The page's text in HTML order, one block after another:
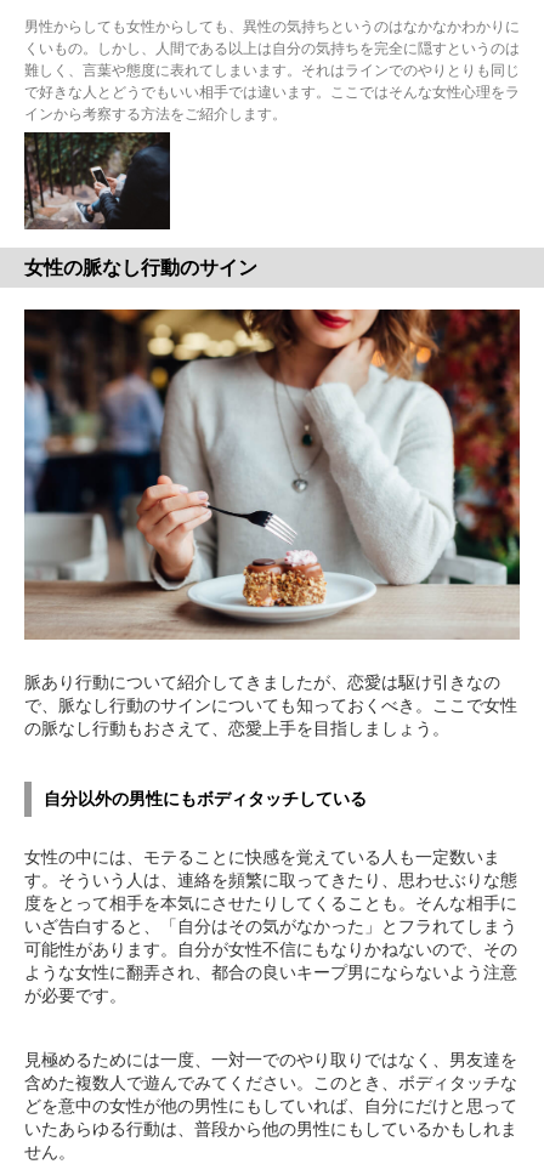
男性からしても女性からしても、異性の気持ちというのはなかなかわかりに
くいもの。しかし、人間である以上は自分の気持ちを完全に隠すというのは
難しく、言葉や態度に表れてしまいます。それはラインでのやりとりも同じ
で好きな人とどうでもいい相手では違います。ここではそんな女性心理をラ
インから考察する方法をご紹介します。
女性の脈なし行動のサイン
脈あり行動について紹介してきましたが、恋愛は駆け引きなの
で、脈なし行動のサインについても知っておくべき。ここで女性
の脈なし行動もおさえて、恋愛上手を目指しましょう。
自分以外の男性にもボディタッチしている
女性の中には、モテることに快感を覚えている人も一定数いま
す。そういう人は、連絡を頻繁に取ってきたり、思わせぶりな態
度をとって相手を本気にさせたりしてくることも。そんな相手に
いざ告白すると、「自分はその気がなかった」とフラれてしまう
可能性があります。自分が女性不信にもなりかねないので、その
ような女性に翻弄され、都合の良いキープ男にならないよう注意
が必要です。
見極めるためには一度、一対一でのやり取りではなく、男友達を
含めた複数人で遊んでみてください。このとき、ボディタッチな
どを意中の女性が他の男性にもしていれば、自分にだけと思って
いたあらゆる行動は、普段から他の男性にもしているかもしれま
せん。